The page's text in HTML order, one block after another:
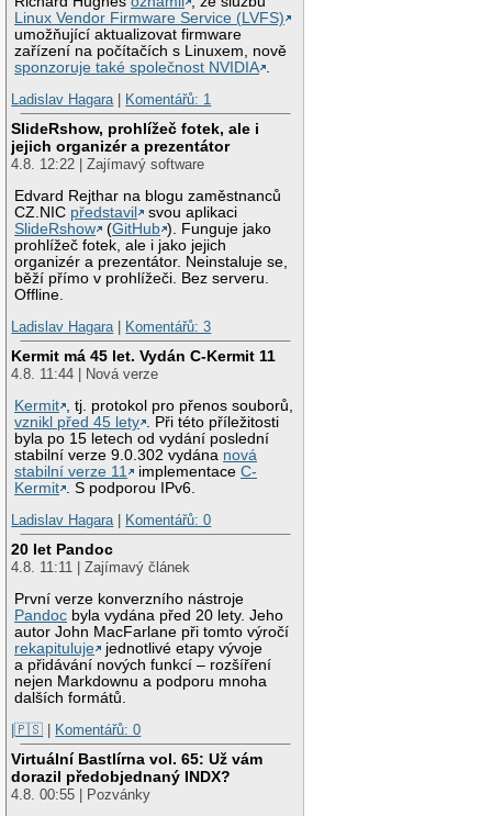
Linux Vendor Firmware Service (LVFS)
umožňující aktualizovat firmware
zařízení na počítačích s Linuxem, nově
sponzoruje také společnost NVIDIA
Ladislav Hagara| Komentářů: 1
SlideRshow, prohlížeč fotek, ale i
jejich organizér a prezentátor
4.8. 12:22 | Zajímavý software
Edvard Rejthar na blogu zaměstnanců
CZ.NIC představil
svou aplikaci
SlideRshow
(GitHub ). Funguje jako
prohlížeč fotek, ale i jako jejich
organizér a prezentátor. Neinstaluje se,
běží přímo v prohlížeči. Bez serveru.
Offline.
Ladislav Hagara| Komentářů: 3
Kermit má 45 let. Vydán C-Kermit 11
4.8. 11:44 | Nová verze
Kermit
, tj. protokol pro přenos souborů,
vznikl před 45 lety
. Při této příležitosti
byla po 15 letech od vydání poslední
stabilní verze 9.0.302 vydána nová
stabilní verze 11
implementaceC-
Kermit
. S podporou IPv6.
Ladislav Hagara| Komentářů: 0
20 let Pandoc
4.8. 11:11 | Zajímavý článek
První verze konverzního nástroje
Pandoc byla vydána před 20 lety. Jeho
autor John MacFarlane při tomto výročí
rekapituluje
jednotlivé etapy vývoje
a přidávání nových funkcí – rozšíření
nejen Markdownu a podporu mnoha
dalších formátů.
|🇵🇸
Komentářů: 0
Virtuální Bastlírna vol. 65: Už vám
dorazil předobjednaný INDX?
4.8. 00:55 | Pozvánky